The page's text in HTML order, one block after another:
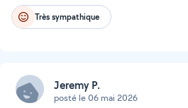
Très sympathique
Jeremy P.
posté le 06 mai 2026